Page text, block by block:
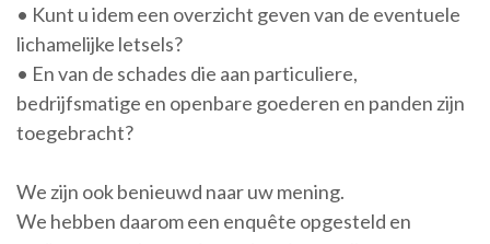
• Kunt u idem een overzicht geven van de eventuele
lichamelijke letsels?
• En van de schades die aan particuliere,
bedrijfsmatige en openbare goederen en panden zijn
toegebracht?
We zijn ook benieuwd naar uw mening.
We hebben daarom een enquête opgesteld en